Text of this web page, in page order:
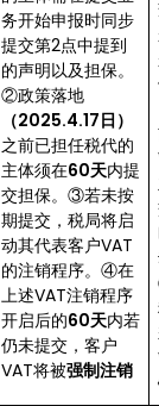
务开始申报时同步
提交第2点中提到
的声明以及担保。
②政策落地
（2025.4.17日）
之前已担任税代的
主体须在60天内提
交担保。③若未按
期提交，税局将启
动其代表客户VAT
的注销程序。④在
上述VAT注销程序
开启后的60天内若
仍未提交，客户
VAT将被强制注销